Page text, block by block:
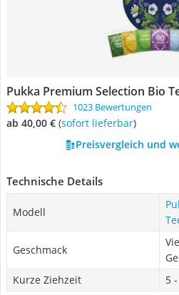
Pukka Premium Selection Bio
1023 Bewertungen
ab 40,00 € ( Sofort lieferbar)
Preisvergleich und
Technische Details
Modell
Geschmack
Kurze Ziehzeit
5